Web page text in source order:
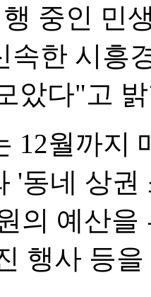
중인 민
속한 시흥
았다"고
12월까지
'동네 상
의 예산
행사 등